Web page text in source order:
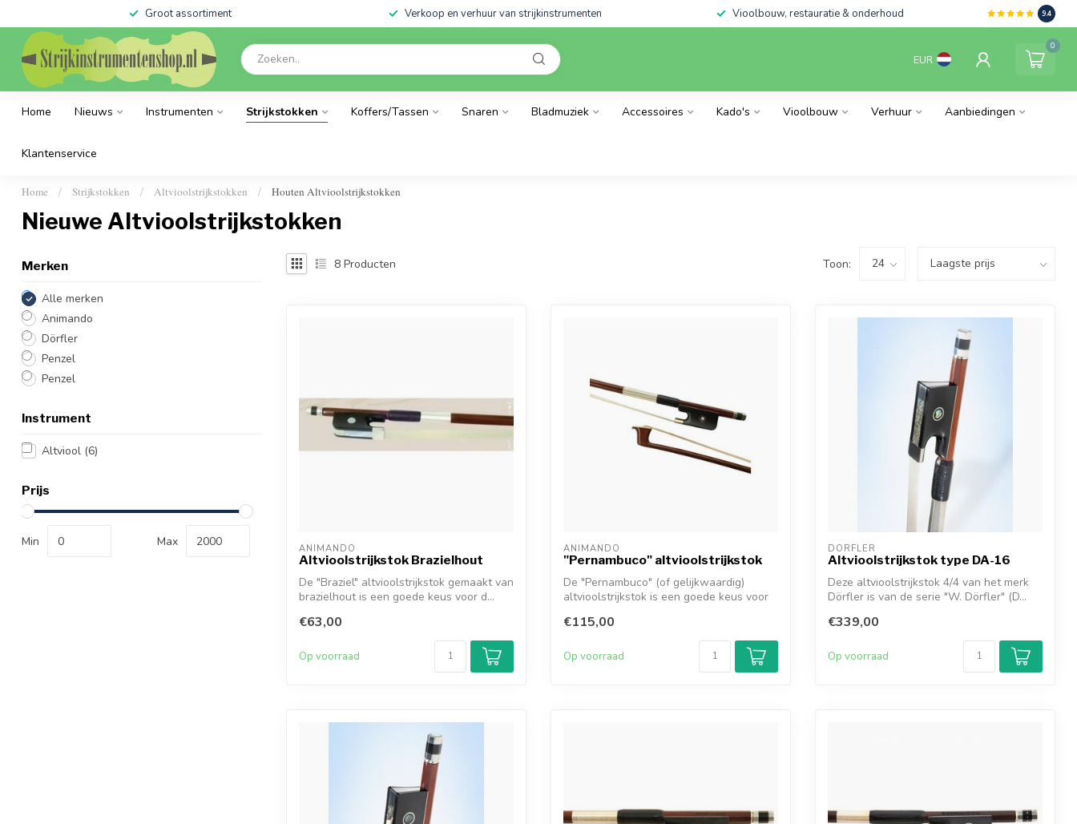
Groot assortiment Verkoop en verhuur van strijkinstrumenten Vioolbouw, restauratie & onderhoud 9.4
EUR
0
Home Nieuws Instrumenten Strijkstokken Koffers/Tassen Snaren Bladmuziek Accessoires Kado's Vioolbouw Verhuur Aanbiedingen
Klantenservice
Home / Strijkstokken / Altvioolstrijkstokken / Houten Altvioolstrijkstokken
Nieuwe Altvioolstrijkstokken
Merken
Alle merken
Animando
Dörfler
Penzel
Penzel
Instrument
Altviool (6)
Prijs
Min Max
8 Producten Toon:
ANIMANDO
Altvioolstrijkstok Brazielhout
De "Braziel" altvioolstrijkstok gemaakt van
brazielhout is een goede keus voor d...
€63,00
Op voorraad
ANIMANDO
"Pernambuco" altvioolstrijkstok
De "Pernambuco" (of gelijkwaardig)
altvioolstrijkstok is een goede keus voor
€115,00
Op voorraad
DÖRFLER
Altvioolstrijkstok type DA-16
Deze altvioolstrijkstok 4/4 van het merk
Dörfler is van de serie "W. Dörfler" (D...
€339,00
Op voorraad